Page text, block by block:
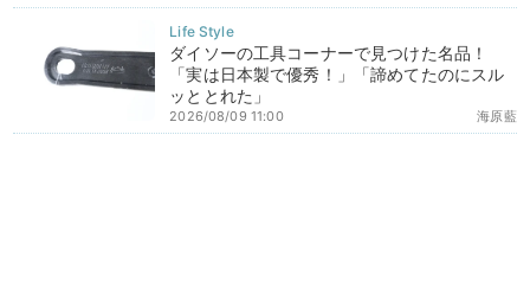
ダイソーの工具コーナーで見つけた名品！
「実は日本製で優秀！」「諦めてたのにスル
ッととれた」
海原藍
2026/08/09 11:00